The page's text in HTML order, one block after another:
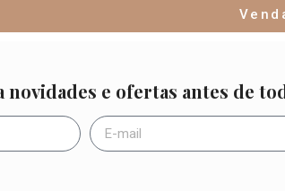
novidades e ofertas antes de